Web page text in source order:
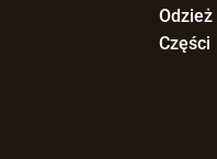
Odzież
Części